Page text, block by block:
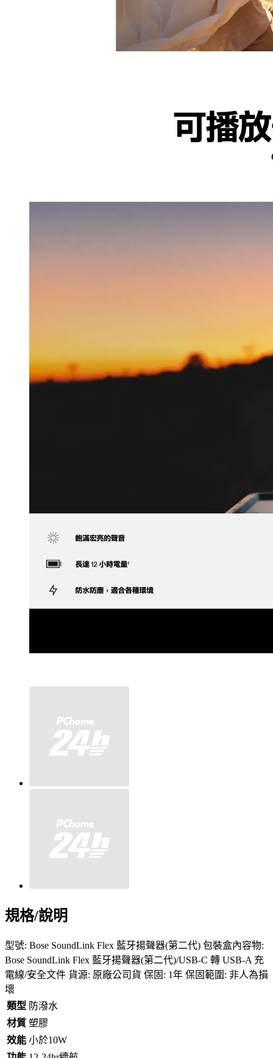
規格/說明
型號: Bose SoundLink Flex 藍牙揚聲器(第二代) 包裝盒內容物:
Bose SoundLink Flex 藍牙揚聲器(第二代)/USB-C 轉 USB-A 充
電線/安全文件 貨源: 原廠公司貨 保固: 1年 保固範圍: 非人為損
壞
類型 防潑水
材質 塑膠
效能 小於10W